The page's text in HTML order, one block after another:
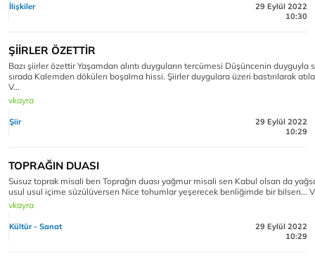
İlişkiler
29 Eylül 2022
10:30
ŞİİRLER ÖZETTİR
Bazı şiirler özettir Yaşamdan alıntı duyguların tercümesi Düşüncenin duyguyla
sırada Kalemden dökülen boşalma hissi. Şiirler duygulara üzeri bastırılarak
V...
vkayra
Şiir
29 Eylül 2022
10:29
TOPRAĞIN DUASI
Susuz toprak misali ben Toprağın duası yağmur misali sen Kabul olsan da
usul usul içime süzülüversen Nice tohumlar yeşerecek benliğimde bir bilsen...
vkayra
Kültür - Sanat
29 Eylül 2022
10:29